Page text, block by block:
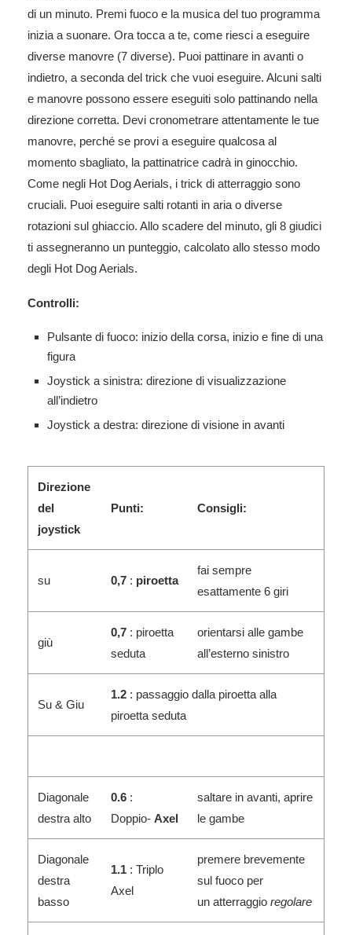
di un minuto. Premi fuoco e la musica del tuo programma
inizia a suonare. Ora tocca a te, come riesci a eseguire
diverse manovre (7 diverse). Puoi pattinare in avanti o
indietro, a seconda del trick che vuoi eseguire. Alcuni salti
e manovre possono essere eseguiti solo pattinando nella
direzione corretta. Devi cronometrare attentamente le tue
manovre, perché se provi a eseguire qualcosa al
momento sbagliato, la pattinatrice cadrà in ginocchio.
Come negli Hot Dog Aerials, i trick di atterraggio sono
cruciali. Puoi eseguire salti rotanti in aria o diverse
rotazioni sul ghiaccio. Allo scadere del minuto, gli 8 giudici
ti assegneranno un punteggio, calcolato allo stesso modo
degli Hot Dog Aerials.
Controlli:
Pulsante di fuoco: inizio della corsa, inizio e fine di una
figura
Joystick a sinistra: direzione di visualizzazione
all’indietro
Joystick a destra: direzione di visione in avanti
Direzione
del
joystick
Punti: Consigli:
su 0,7 : piroetta
fai sempre
esattamente 6 giri
giù
0,7 : piroetta
seduta
orientarsi alle gambe
all’esterno sinistro
Su & Giu
1.2 : passaggio dalla piroetta alla
piroetta seduta
Diagonale
destra alto
0.6 :
Doppio- Axel
saltare in avanti, aprire
le gambe
Diagonale
destra
basso
1.1 : Triplo
Axel
premere brevemente
sul fuoco per
un atterraggio regolare